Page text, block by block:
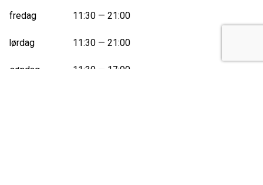
fredag 11:30 — 21:00
lørdag 11:30 — 21:00
søndag 11:30 — 17:00